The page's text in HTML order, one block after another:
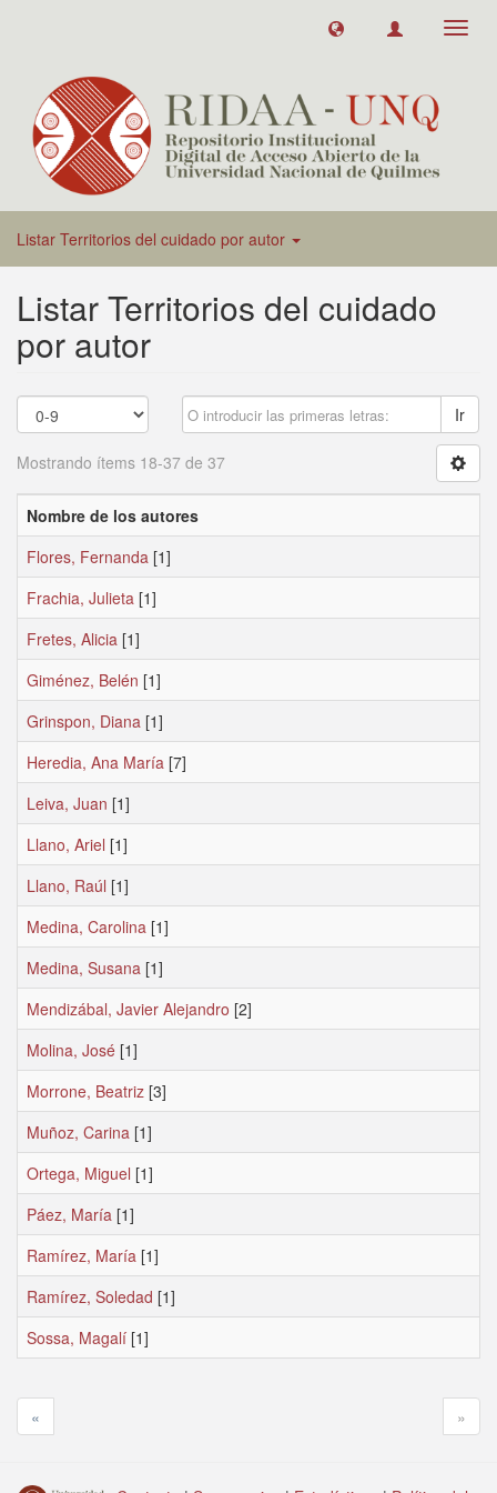
Listar Territorios del cuidado por autor
Listar Territorios del cuidado
por autor
Ir
Mostrando ítems 18-37 de 37
Nombre de los autores
Flores, Fernanda [1]
Frachia, Julieta [1]
Fretes, Alicia [1]
Giménez, Belén [1]
Grinspon, Diana [1]
Heredia, Ana María [7]
Leiva, Juan [1]
Llano, Ariel [1]
Llano, Raúl [1]
Medina, Carolina [1]
Medina, Susana [1]
Mendizábal, Javier Alejandro [2]
Molina, José [1]
Morrone, Beatriz [3]
Muñoz, Carina [1]
Ortega, Miguel [1]
Páez, María [1]
Ramírez, María [1]
Ramírez, Soledad [1]
Sossa, Magalí [1]
« »